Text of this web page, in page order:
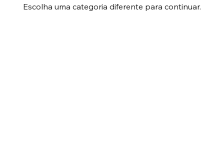
Escolha uma categoria diferente para continuar.